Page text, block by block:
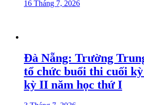
16 Tháng 7, 2026
Đà Nẵng: Trường
tổ chức buổi thi cuối
kỳ II năm học thứ I